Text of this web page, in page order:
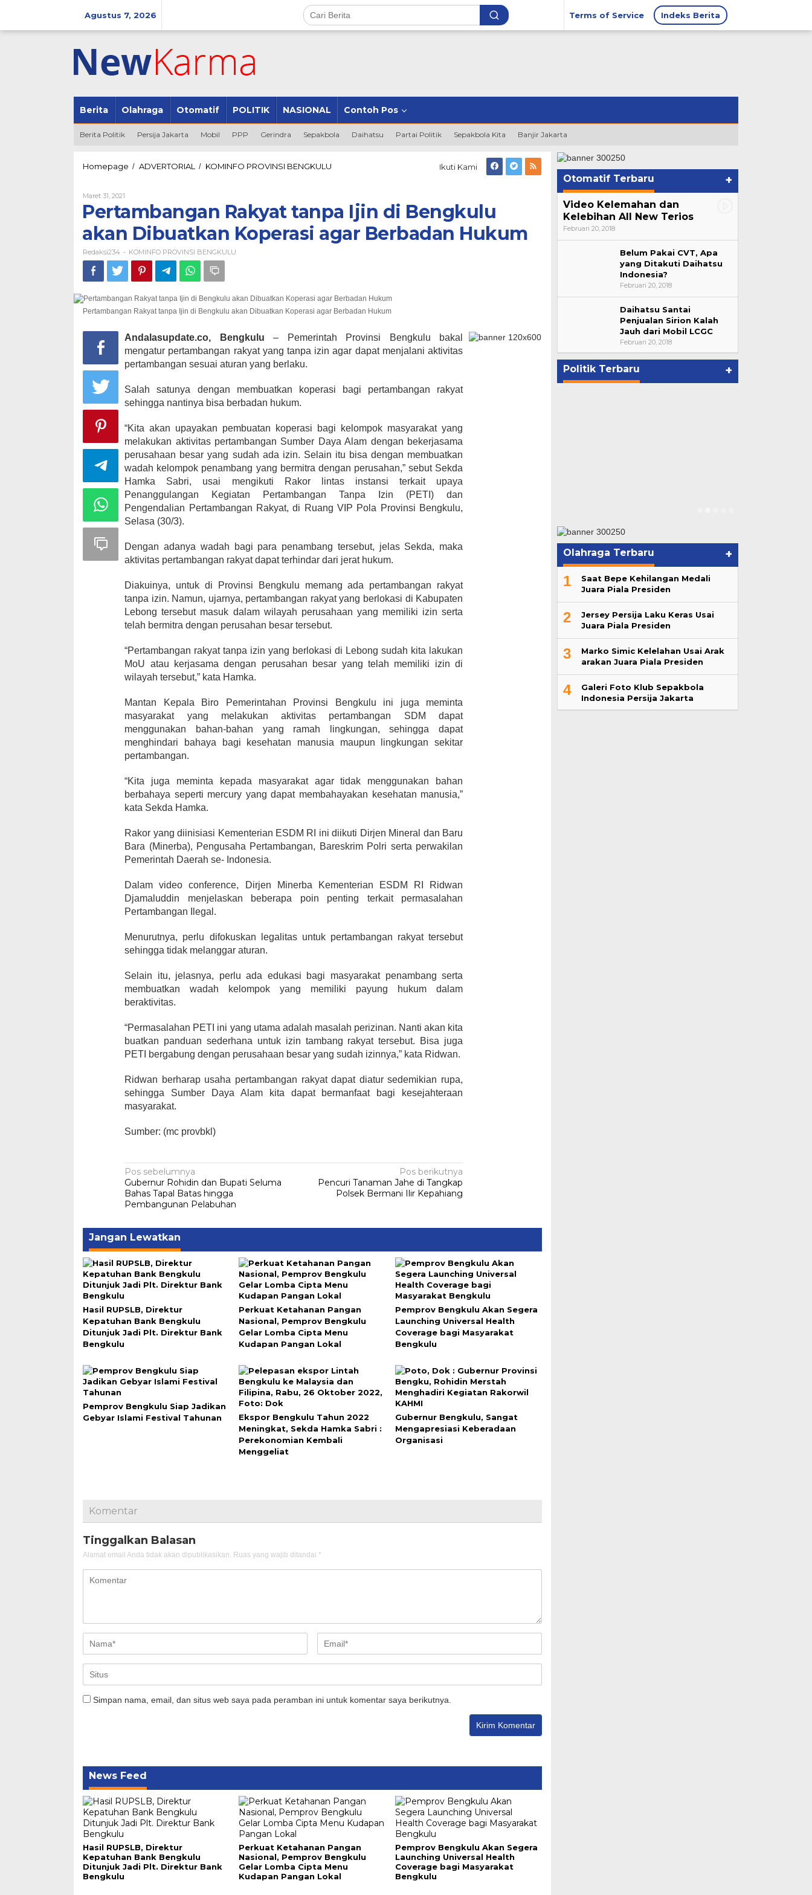
Agustus 7, 2026 Terms of Service Indeks Berita
Berita Olahraga Otomatif POLITIK NASIONAL Contoh Pos
Berita Politik Persija Jakarta Mobil PPP Gerindra Sepakbola Daihatsu Partai Politik Sepakbola Kita Banjir Jakarta
Homepage / ADVERTORIAL / KOMINFO PROVINSI BENGKULU
di
Bengkulu
akan
Dibuatkan
Ikuti Kami
Maret 31, 2021
Redaksi234
Pertambangan Rakyat tanpa Ijin di Bengkulu
akan Dibuatkan Koperasi agar Berbadan Hukum
Redaksi234 - KOMINFO PROVINSI BENGKULU
Pertambangan Rakyat tanpa Ijin di Bengkulu akan Dibuatkan Koperasi agar Berbadan Hukum
Andalasupdate.co, Bengkulu – Pemerintah Provinsi Bengkulu bakal
mengatur pertambangan rakyat yang tanpa izin agar dapat menjalani aktivitas
pertambangan sesuai aturan yang berlaku.
Salah satunya dengan membuatkan koperasi bagi pertambangan rakyat
sehingga nantinya bisa berbadan hukum.
“Kita akan upayakan pembuatan koperasi bagi kelompok masyarakat yang
melakukan aktivitas pertambangan Sumber Daya Alam dengan bekerjasama
perusahaan besar yang sudah ada izin. Selain itu bisa dengan membuatkan
wadah kelompok penambang yang bermitra dengan perusahan,” sebut Sekda
Hamka Sabri, usai mengikuti Rakor lintas instansi terkait upaya
Penanggulangan Kegiatan Pertambangan Tanpa Izin (PETI) dan
Pengendalian Pertambangan Rakyat, di Ruang VIP Pola Provinsi Bengkulu,
Selasa (30/3).
Dengan adanya wadah bagi para penambang tersebut, jelas Sekda, maka
aktivitas pertambangan rakyat dapat terhindar dari jerat hukum.
Diakuinya, untuk di Provinsi Bengkulu memang ada pertambangan rakyat
tanpa izin. Namun, ujarnya, pertambangan rakyat yang berlokasi di Kabupaten
Lebong tersebut masuk dalam wilayah perusahaan yang memiliki izin serta
telah bermitra dengan perusahan besar tersebut.
“Pertambangan rakyat tanpa izin yang berlokasi di Lebong sudah kita lakukan
MoU atau kerjasama dengan perusahan besar yang telah memiliki izin di
wilayah tersebut,” kata Hamka.
Mantan Kepala Biro Pemerintahan Provinsi Bengkulu ini juga meminta
masyarakat yang melakukan aktivitas pertambangan SDM dapat
menggunakan bahan-bahan yang ramah lingkungan, sehingga dapat
menghindari bahaya bagi kesehatan manusia maupun lingkungan sekitar
pertambangan.
“Kita juga meminta kepada masyarakat agar tidak menggunakan bahan
berbahaya seperti mercury yang dapat membahayakan kesehatan manusia,”
kata Sekda Hamka.
Rakor yang diinisiasi Kementerian ESDM RI ini diikuti Dirjen Mineral dan Baru
Bara (Minerba), Pengusaha Pertambangan, Bareskrim Polri serta perwakilan
Pemerintah Daerah se- Indonesia.
Dalam video conference, Dirjen Minerba Kementerian ESDM RI Ridwan
Djamaluddin menjelaskan beberapa poin penting terkait permasalahan
Pertambangan Ilegal.
Menurutnya, perlu difokuskan legalitas untuk pertambangan rakyat tersebut
sehingga tidak melanggar aturan.
Selain itu, jelasnya, perlu ada edukasi bagi masyarakat penambang serta
membuatkan wadah kelompok yang memiliki payung hukum dalam
beraktivitas.
“Permasalahan PETI ini yang utama adalah masalah perizinan. Nanti akan kita
buatkan panduan sederhana untuk izin tambang rakyat tersebut. Bisa juga
PETI bergabung dengan perusahaan besar yang sudah izinnya,” kata Ridwan.
Ridwan berharap usaha pertambangan rakyat dapat diatur sedemikian rupa,
sehingga Sumber Daya Alam kita dapat bermanfaat bagi kesejahteraan
masyarakat.
Sumber: (mc provbkl)
Navigasi
pos
Pos sebelumnya
Gubernur Rohidin dan Bupati Seluma
Bahas Tapal Batas hingga
Pembangunan Pelabuhan
Pos berikutnya
Pencuri Tanaman Jahe di Tangkap
Polsek Bermani Ilir Kepahiang
Jangan Lewatkan
Hasil RUPSLB, Direktur
Kepatuhan Bank Bengkulu
Ditunjuk Jadi Plt. Direktur Bank
Bengkulu
Perkuat Ketahanan Pangan
Nasional, Pemprov Bengkulu
Gelar Lomba Cipta Menu
Kudapan Pangan Lokal
Pemprov Bengkulu Akan Segera
Launching Universal Health
Coverage bagi Masyarakat
Bengkulu
Pemprov Bengkulu Siap Jadikan
Gebyar Islami Festival Tahunan
Ekspor Bengkulu Tahun 2022
Meningkat, Sekda Hamka Sabri :
Perekonomian Kembali
Menggeliat
Gubernur Bengkulu, Sangat
Mengapresiasi Keberadaan
Organisasi
Komentar
Tinggalkan Balasan
Alamat email Anda tidak akan dipublikasikan. Ruas yang wajib ditandai *
Simpan nama, email, dan situs web saya pada peramban ini untuk komentar saya berikutnya.
News Feed
Hasil RUPSLB, Direktur
Kepatuhan Bank Bengkulu
Ditunjuk Jadi Plt. Direktur Bank
Bengkulu
Perkuat Ketahanan Pangan
Nasional, Pemprov Bengkulu
Gelar Lomba Cipta Menu
Kudapan Pangan Lokal
Pemprov Bengkulu Akan Segera
Launching Universal Health
Coverage bagi Masyarakat
Bengkulu
Otomatif Terbaru +
Video Kelemahan dan
Kelebihan All New Terios
Februari 20, 2018
Belum Pakai CVT, Apa
yang Ditakuti Daihatsu
Indonesia?
Februari 20, 2018
Daihatsu Santai
Penjualan Sirion Kalah
Jauh dari Mobil LCGC
Februari 20, 2018
Politik Terbaru +
Kabupaten Kaur Janjikan Satu
desa Satu Ambulans
Di KOMINFO KOTA BENGKULU,
POLITIK
| November 1, 2020
393 Peserta MTQ ke-XXXV Siap
Di ADVERTORIAL, POLITIK
Bupati Ahmad Hijazi, Hadiri
Paripurna Hasil Penetapan
Paslon Bupati dan Wabup Te…
LEBONG
Januari 29, 2021
Olahraga Terbaru +
1
Saat Bepe Kehilangan Medali
Juara Piala Presiden
2
Jersey Persija Laku Keras Usai
Juara Piala Presiden
3
Marko Simic Kelelahan Usai Arak
arakan Juara Piala Presiden
4
Galeri Foto Klub Sepakbola
Indonesia Persija Jakarta